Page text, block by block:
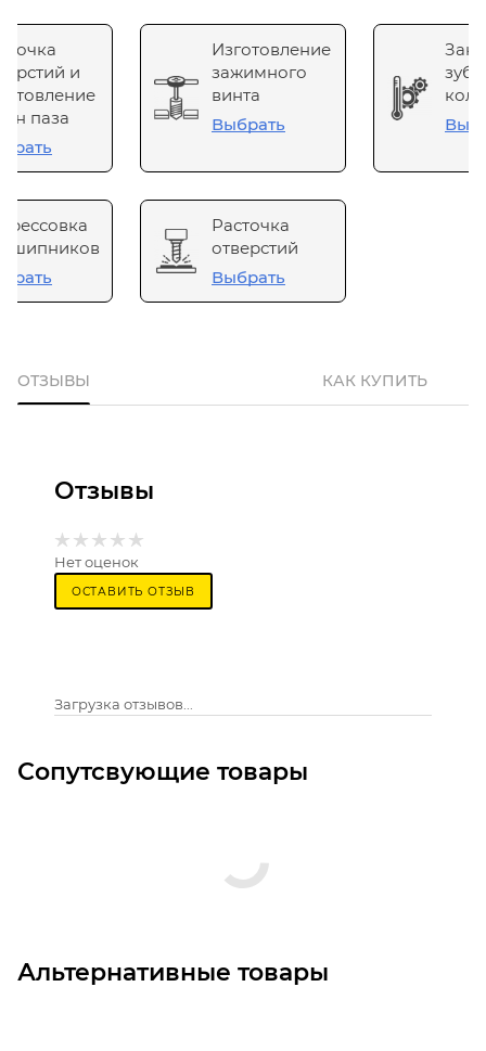
и
паза
Изготовление
зажимного
винта
Выбрать
Расточка
отверстий
Выбрать
ОТЗЫВЫ КАК КУПИТЬ
Отзывы
Нет оценок
ОСТАВИТЬ ОТЗЫВ
Загрузка отзывов...
Сопутсвующие товары
Альтернативные товары